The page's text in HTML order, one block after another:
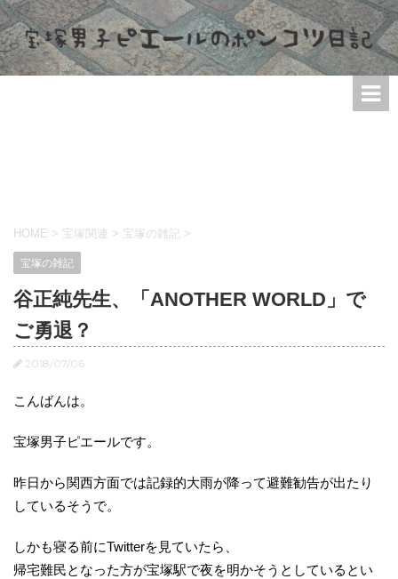
HOME > 宝塚関連 > 宝塚の雑記 >
宝塚の雑記
谷正純先生、「ANOTHER WORLD」で
ご勇退？
2018/07/06
こんばんは。
宝塚男子ピエールです。
昨日から関西方面では記録的大雨が降って避難勧告が出たり
しているそうで。
しかも寝る前にTwitterを見ていたら、
帰宅難民となった方が宝塚駅で夜を明かそうとしているとい